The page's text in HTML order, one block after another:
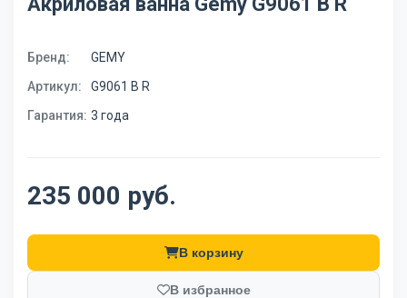
Бренд:
GEMY
Артикул:
G9061 B R
Гарантия: 3 года
235 000 руб.
В корзину
В избранное